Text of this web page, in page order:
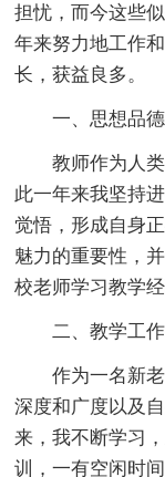
担忧，而今这些
年来努力地工作
长，获益良多。
一、思想品德
教师作为人
此一年来我坚持
觉悟，形成自身
魅力的重要性，
校老师学习教学
二、教学工作
作为一名新
深度和广度以及
来，我不断学习
训，一有空闲时